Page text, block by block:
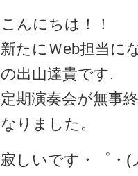
こんにちは！！
新たにＷeb担当に
の出山達貴です.
定期演奏会が無事
なりました。
寂しいです・゜・(